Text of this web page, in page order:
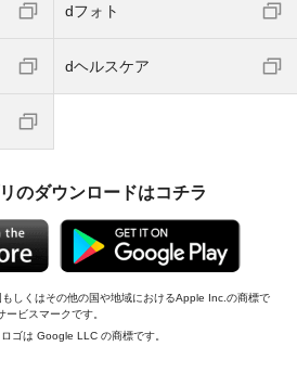
dフォト
dヘルスケア
のダウンロードはコチラ
しくはその他の国や地域におけるApple Inc.の商標で
ビスマークです。
ゴは Google LLC の商標です。